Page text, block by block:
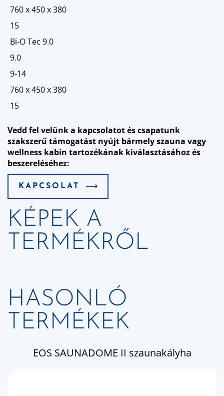
760 x 450 x 380
15
Bi-O Tec 9.0
9.0
9-14
760 x 450 x 380
15
Vedd fel velünk a kapcsolatot és csapatunk
szakszerű támogatást nyújt bármely szauna vagy
wellness kabin tartozékának kiválasztásához és
beszereléséhez:
KAPCSOLAT
KÉPEK A
TERMÉKRŐL
HASONLÓ
TERMÉKEK
EOS SAUNADOME II szaunakályha